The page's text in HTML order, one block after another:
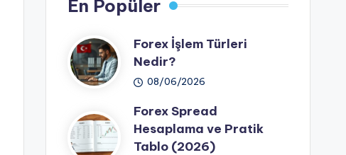
En Popüler
Forex İşlem Türleri
Nedir?
08/06/2026
Forex Spread
Hesaplama ve Pratik
Tablo (2026)